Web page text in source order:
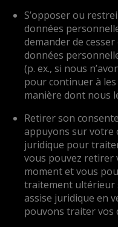
S’opposer ou
données
demander de cesser
données
(p. ex., si nous
pour continuer à
manière dont nous
Retirer son
appuyons sur votre
juridique pour
vous pouvez retirer
moment et vous
traitement ultérieur
assise juridique en
pouvons traiter vos